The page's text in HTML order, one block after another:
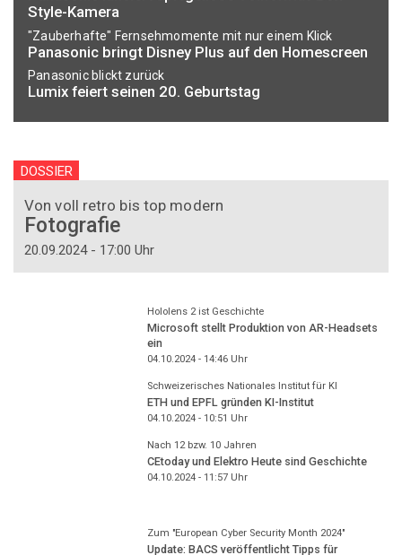
Style-Kamera
"Zauberhafte" Fernsehmomente mit nur einem Klick
Panasonic bringt Disney Plus auf den Homescreen
Panasonic blickt zurück
Lumix feiert seinen 20. Geburtstag
DOSSIER
Von voll retro bis top modern
Fotografie
20.09.2024 - 17:00 Uhr
Hololens 2 ist Geschichte
Microsoft stellt Produktion von AR-Headsets
ein
04.10.2024 - 14:46Uhr
Schweizerisches Nationales Institut für KI
ETH und EPFL gründen KI-Institut
04.10.2024 - 10:51 Uhr
Nach 12 bzw. 10 Jahren
CEtoday und Elektro Heute sind Geschichte
04.10.2024 - 11:57Uhr
Zum "European Cyber Security Month 2024"
Update: BACS veröffentlicht Tipps für